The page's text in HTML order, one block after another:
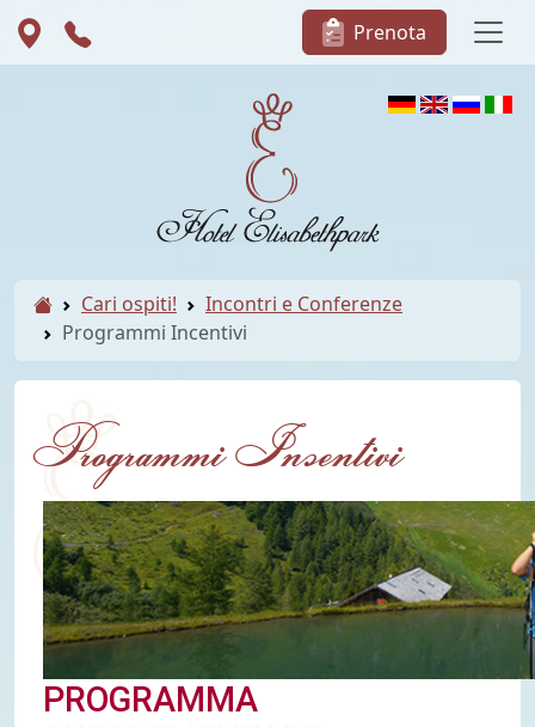
Prenota
Cari ospiti!
Incontri e Conferenze
Programmi Incentivi
Programmi Incentivi
PROGRAMMA